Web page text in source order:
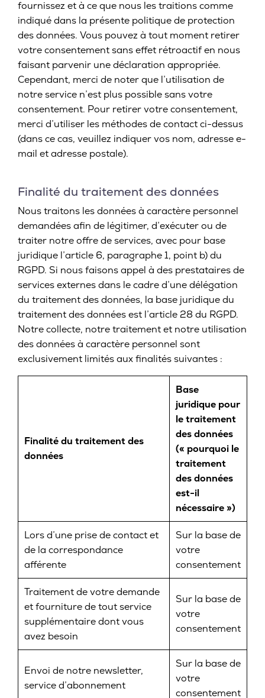
fournissez et à ce que nous les traitions comme
indiqué dans la présente politique de protection
des données. Vous pouvez à tout moment retirer
votre consentement sans effet rétroactif en nous
faisant parvenir une déclaration appropriée.
Cependant, merci de noter que l’utilisation de
notre service n’est plus possible sans votre
consentement. Pour retirer votre consentement,
merci d’utiliser les méthodes de contact ci-dessus
(dans ce cas, veuillez indiquer vos nom, adresse e-
mail et adresse postale).
Finalité du traitement des données
Nous traitons les données à caractère personnel
demandées afin de légitimer, d’exécuter ou de
traiter notre offre de services, avec pour base
juridique l’article 6, paragraphe 1, point b) du
RGPD. Si nous faisons appel à des prestataires de
services externes dans le cadre d’une délégation
du traitement des données, la base juridique du
traitement des données est l’article 28 du RGPD.
Notre collecte, notre traitement et notre utilisation
des données à caractère personnel sont
exclusivement limités aux finalités suivantes :
Finalité du traitement des
données
Base
juridique pour
le traitement
des données
(« pourquoi le
traitement
des données
est-il
nécessaire »)
Lors d’une prise de contact et
de la correspondance
afférente
Sur la base de
votre
consentement
Traitement de votre demande
et fourniture de tout service
supplémentaire dont vous
avez besoin
Sur la base de
votre
consentement
Envoi de notre newsletter,
service d’abonnement
Sur la base de
votre
consentement